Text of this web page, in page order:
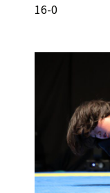
16-0